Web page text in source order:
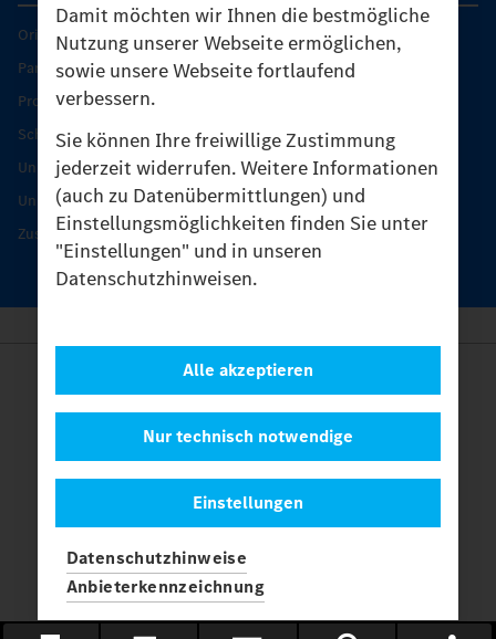
Damit möchten wir Ihnen die bestmögliche
Nutzung unserer Webseite ermöglichen,
sowie unsere Webseite fortlaufend
verbessern.
Sie können Ihre freiwillige Zustimmung
jederzeit widerrufen. Weitere Informationen
(auch zu Datenübermittlungen) und
Einstellungsmöglichkeiten finden Sie unter
"Einstellungen" und in unseren
Datenschutzhinweisen.
Einstellungen
Nur technisch notwendige
Alle akzeptieren
Datenschutzhinweise
Anbieterkennzeichnung
Original-Teile
Partner finden
Produkt-Highlights
Schutz und Werterhalt
Unimog Serviceangebot
Unimog Servicetage
Zusatzleistungen
Anbieter
Rechtliche Hinweise
Kontakt
Cookies
Datenschutz
Einstellungen
© 2026 Daimler Truck AG. Alle Rechte vorbehalten.
Mercedes-Benz sind Marken der